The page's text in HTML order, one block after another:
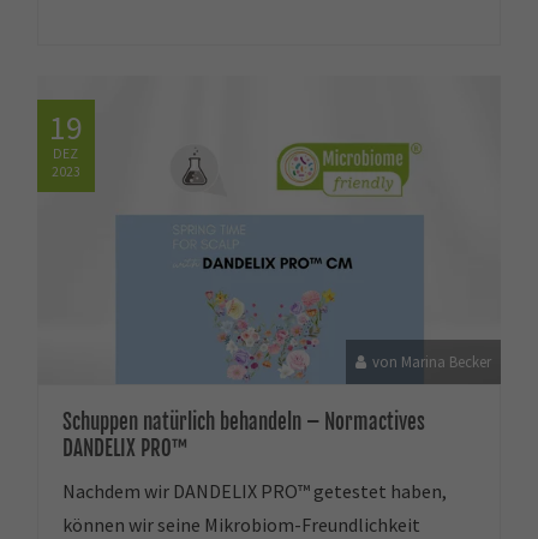
19
DEZ
2023
von Marina Becker
Schuppen natürlich behandeln – Normactives
DANDELIX PRO™
Nachdem wir DANDELIX PRO™ getestet haben,
können wir seine Mikrobiom-Freundlichkeit